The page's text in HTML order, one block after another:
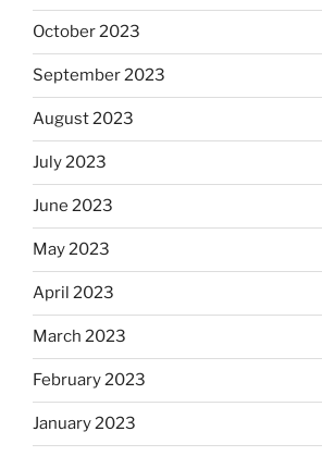
October 2023
September 2023
August 2023
July 2023
June 2023
May 2023
April 2023
March 2023
February 2023
January 2023